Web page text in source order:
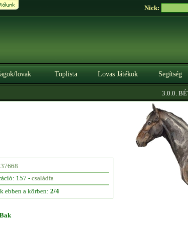
Nick:
lovak Toplista Lovas Játékok Segítség
3.0.0.
157 - családfa
ebben a körben: 2/4
Bak